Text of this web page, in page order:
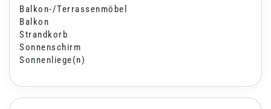
Balkon-/Terrassenmöbel
Balkon
Strandkorb
Sonnenschirm
Sonnenliege(n)